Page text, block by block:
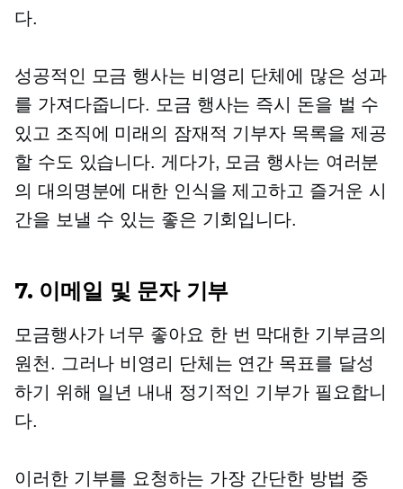
다.
성공적인 모금 행사는 비영리 단체에 많은 성과
를 가져다줍니다. 모금 행사는 즉시 돈을 벌 수
있고 조직에 미래의 잠재적 기부자 목록을 제공
할 수도 있습니다. 게다가, 모금 행사는 여러분
의 대의명분에 대한 인식을 제고하고 즐거운 시
간을 보낼 수 있는 좋은 기회입니다.
7. 이메일 및 문자 기부
모금행사가 너무 좋아요 한 번 막대한 기부금의
원천. 그러나 비영리 단체는 연간 목표를 달성
하기 위해 일년 내내 정기적인 기부가 필요합니
다.
이러한 기부를 요청하는 가장 간단한 방법 중